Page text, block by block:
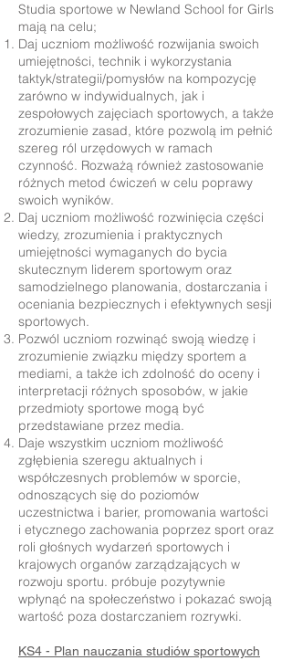
Studia sportowe w Newland School for Girls
mają na celu;
Daj uczniom możliwość rozwijania swoich
umiejętności, technik i wykorzystania
taktyk/strategii/pomysłów na kompozycję
zarówno w indywidualnych, jak i
zespołowych zajęciach sportowych, a także
zrozumienie zasad, które pozwolą im pełnić
szereg ról urzędowych w ramach
czynność. Rozważą również zastosowanie
różnych metod ćwiczeń w celu poprawy
swoich wyników.
Daj uczniom możliwość rozwinięcia części
wiedzy, zrozumienia i praktycznych
umiejętności wymaganych do bycia
skutecznym liderem sportowym oraz
samodzielnego planowania, dostarczania i
oceniania bezpiecznych i efektywnych sesji
sportowych.
Pozwól uczniom rozwinąć swoją wiedzę i
zrozumienie związku między sportem a
mediami, a także ich zdolność do oceny i
interpretacji różnych sposobów, w jakie
przedmioty sportowe mogą być
przedstawiane przez media.
Daje wszystkim uczniom możliwość
zgłębienia szeregu aktualnych i
współczesnych problemów w sporcie,
odnoszących się do poziomów
uczestnictwa i barier, promowania wartości
i etycznego zachowania poprzez sport oraz
roli głośnych wydarzeń sportowych i
krajowych organów zarządzających w
rozwoju sportu. próbuje pozytywnie
wpłynąć na społeczeństwo i pokazać swoją
wartość poza dostarczaniem rozrywki.
KS4 - Plan nauczania studiów sportowych